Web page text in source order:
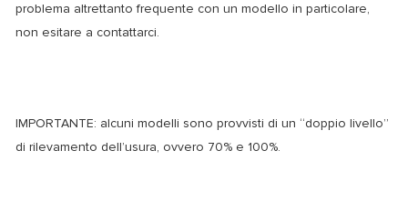
problema altrettanto frequente con un modello in particolare,
non esitare a contattarci.
IMPORTANTE: alcuni modelli sono provvisti di un “doppio livello”
di rilevamento dell’usura, ovvero 70% e 100%.